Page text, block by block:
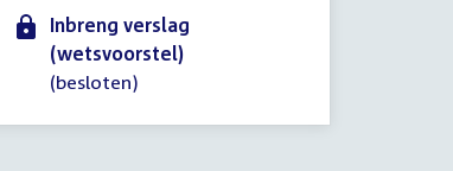
Inbreng verslag
(wetsvoorstel)
(besloten)